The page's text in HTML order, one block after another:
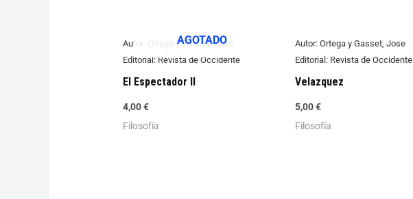
AGOTADO
Autor: Ortega y Gasset, Jose
Editorial:Revista de Occidente
El Espectador II
4,00€
Filosofía
Autor: Ortega y Gasset, Jose
Editorial: Revista de Occidente
Velazquez
5,00€
Filosofía